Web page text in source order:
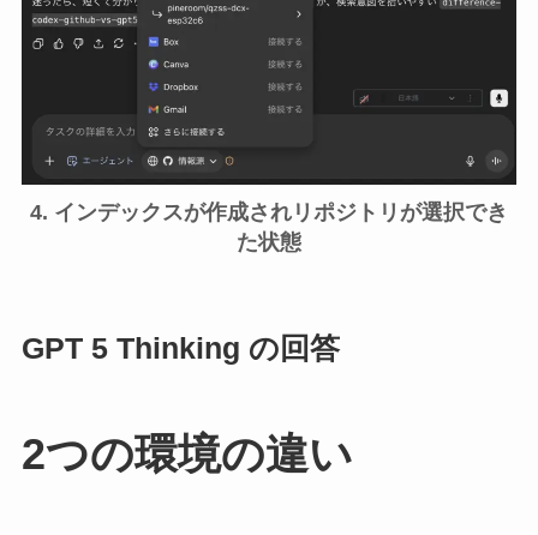
4. インデックスが作成されリポジトリが選択でき
た状態
GPT 5 Thinking の回答
2つの環境の違い